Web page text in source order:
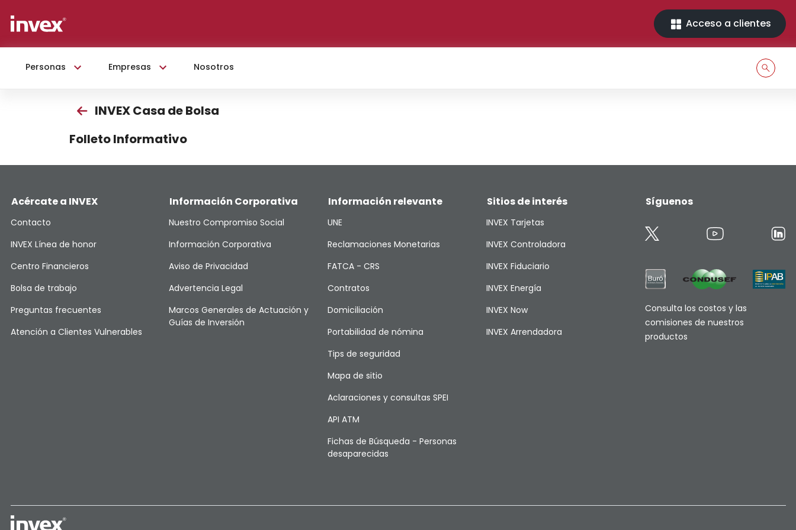
Acceso a clientes
Personas Empresas Nosotros
INVEX Casa de Bolsa
Folleto Informativo
Acércate a INVEX
Contacto
INVEX Línea de honor
Centro Financieros
Bolsa de trabajo
Preguntas frecuentes
Atención a Clientes Vulnerables
Información Corporativa
Nuestro Compromiso Social
Información Corporativa
Aviso de Privacidad
Advertencia Legal
Marcos Generales de Actuación y
Guías de Inversión
Información relevante
UNE
Reclamaciones Monetarias
FATCA - CRS
Contratos
Domiciliación
Portabilidad de nómina
Tips de seguridad
Mapa de sitio
Aclaraciones y consultas SPEI
API ATM
Fichas de Búsqueda - Personas
desaparecidas
Sitios de interés
INVEX Tarjetas
INVEX Controladora
INVEX Fiduciario
INVEX Energía
INVEX Now
INVEX Arrendadora
Síguenos
Consulta los costos y las
comisiones de nuestros
productos